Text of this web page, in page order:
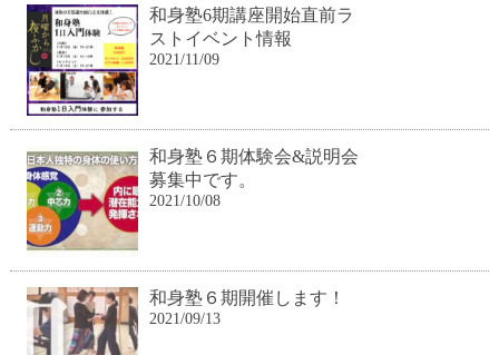
和身塾6期講座開始直前ラ
ストイベント情報
2021/11/09
和身塾６期体験会&説明会
募集中です。
2021/10/08
和身塾６期開催します！
2021/09/13